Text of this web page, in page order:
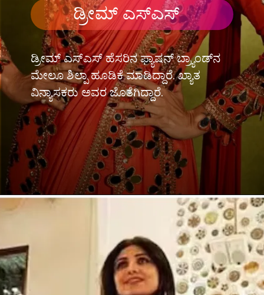
ಡ್ರೀಮ್ ಎಸ್​ಎಸ್ ಹೆಸರಿನ ಫ್ಯಾಷನ್ ಬ್ರ್ಯಾಂಡ್​​ನ
ಮೇಲೂ ಶಿಲ್ಪಾ ಹೂಡಿಕೆ ಮಾಡಿದ್ದಾರೆ. ಖ್ಯಾತ
ವಿನ್ಯಾಸಕರು ಅವರ ಜೊತೆಗಿದ್ದಾರೆ.
ಡ್ರೀಮ್ ಎಸ್​ಎಸ್